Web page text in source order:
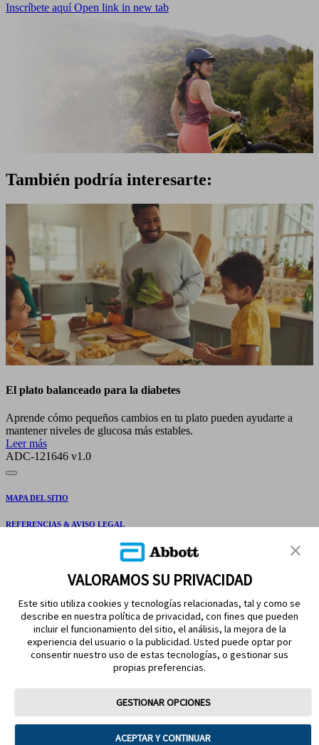
Inscríbete aquí Open link in new tab
También podría interesarte:
El plato balanceado para la diabetes
Aprende cómo pequeños cambios en tu plato pueden ayudarte a
mantener niveles de glucosa más estables.
Leer más
ADC-121646 v1.0
MAPA DEL SITIO
REFERENCIAS & AVISO LEGAL
Términos y condiciones
VALORAMOS SU PRIVACIDAD
Este sitio utiliza cookies y tecnologías relacionadas, tal y como se
describe en nuestra política de privacidad, con fines que pueden
incluir el funcionamiento del sitio, el análisis, la mejora de la
experiencia del usuario o la publicidad. Usted puede optar por
consentir nuestro uso de estas tecnologías, o gestionar sus
propias preferencias.
GESTIONAR OPCIONES
ACEPTAR Y CONTINUAR